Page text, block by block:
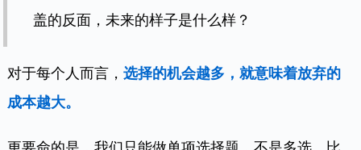
盖的反面，未来的样子是什么样？
对于每个人而言，选择的机会越多，就意味着放弃的
成本越大。